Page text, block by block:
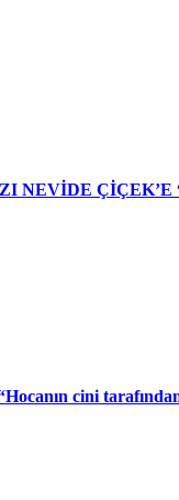
NEVİDE
cini